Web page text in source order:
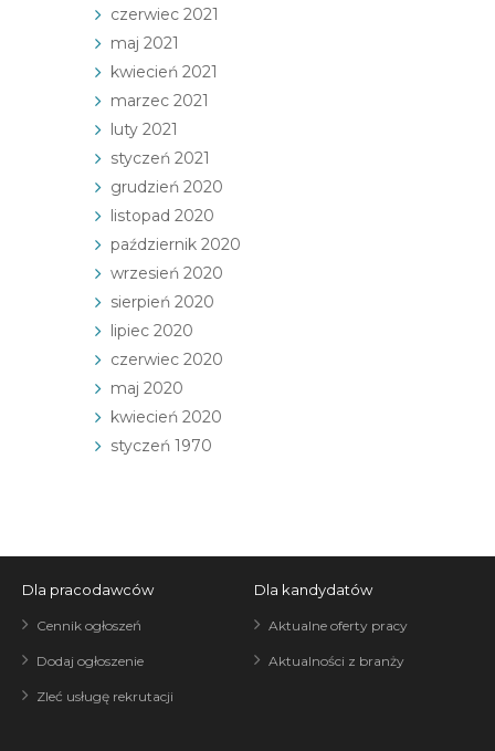
czerwiec 2021
maj 2021
kwiecień 2021
marzec 2021
luty 2021
styczeń 2021
grudzień 2020
listopad 2020
październik 2020
wrzesień 2020
sierpień 2020
lipiec 2020
czerwiec 2020
maj 2020
kwiecień 2020
styczeń 1970
Dla pracodawców
Cennik ogłoszeń
Dodaj ogłoszenie
Zleć usługę rekrutacji
Dla kandydatów
Aktualne oferty pracy
Aktualności z branży